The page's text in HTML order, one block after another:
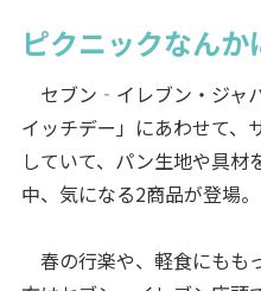
ピクニックなん
セブン‐イレブン・ジャ
イッチデー」にあわせて、
していて、パン生地や具材
中、気になる2商品が登場。
春の行楽や、軽食にもも